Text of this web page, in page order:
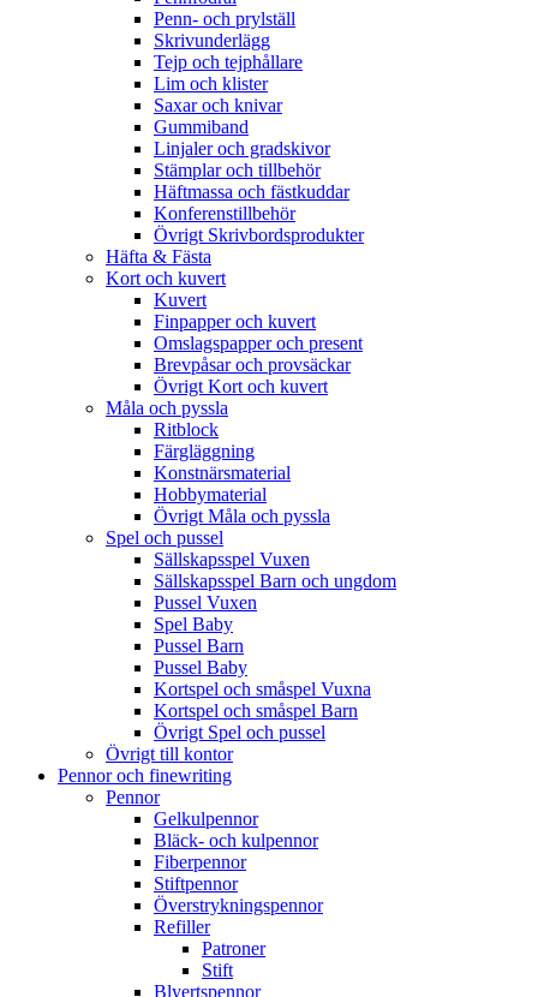
Penn- och prylställ
Skrivunderlägg
Tejp och tejphållare
Lim och klister
Saxar och knivar
Gummiband
Linjaler och gradskivor
Stämplar och tillbehör
Häftmassa och fästkuddar
Konferenstillbehör
Övrigt Skrivbordsprodukter
Häfta & Fästa
Kort och kuvert
Kuvert
Finpapper och kuvert
Omslagspapper och present
Brevpåsar och provsäckar
Övrigt Kort och kuvert
Måla och pyssla
Ritblock
Färgläggning
Konstnärsmaterial
Hobbymaterial
Övrigt Måla och pyssla
Spel och pussel
Sällskapsspel Vuxen
Sällskapsspel Barn och ungdom
Pussel Vuxen
Spel Baby
Pussel Barn
Pussel Baby
Kortspel och småspel Vuxna
Kortspel och småspel Barn
Övrigt Spel och pussel
Övrigt till kontor
Pennor och finewriting
Pennor
Gelkulpennor
Bläck- och kulpennor
Fiberpennor
Stiftpennor
Överstrykningspennor
Refiller
Patroner
Stift
Blyertspennor